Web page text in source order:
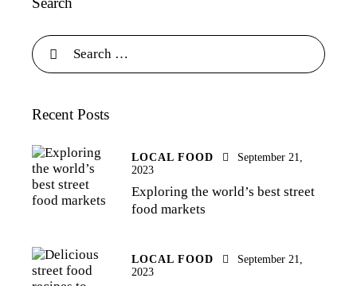
Recent Posts
LOCAL FOOD
September 21,
2023
Exploring the world’s best street
food markets
LOCAL FOOD
September 21,
2023